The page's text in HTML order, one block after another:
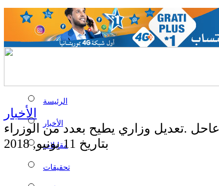
الرئيسة
الأخبار
مقابلات
تحقيقات
الأخبار
.تعديل وزاري يطيح بعدد من الوزراء
بتاريخ 11 يونيو, 2018